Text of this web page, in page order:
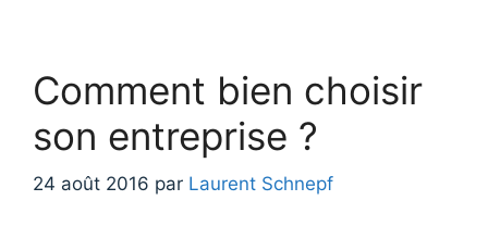
Comment bien choisir
son entreprise ?
24 août 2016 par Laurent Schnepf